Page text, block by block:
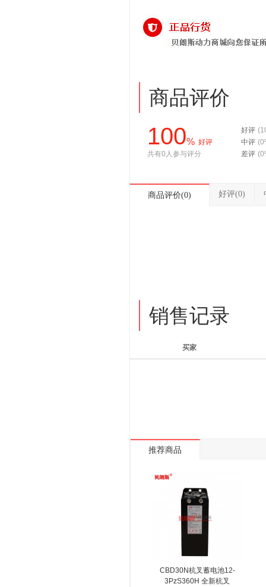
商品评价
100% 好评
共有0人参与评分
好评
中评
差评
商品评价(0) 好评(0)
销售记录
买家
推荐商品
CBD30N杭叉蓄电池12-
3PzS360H 全新杭叉